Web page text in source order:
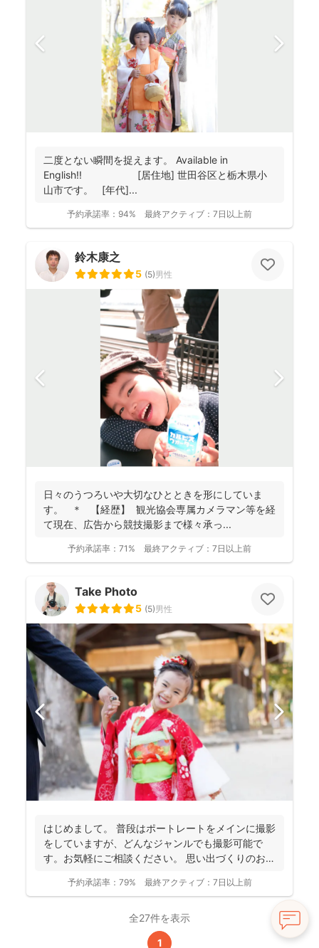
二度とない瞬間を捉えます。 Available in
English!! [居住地] 世田谷区と栃木県小
山市です。 [年代]...
予約承諾率： 94% 最終アクティブ： 7日以上前
鈴木康之
5 (5)男性
日々のうつろいや大切なひとときを形にしていま
す。 ＊ 【経歴】 観光協会専属カメラマン等を経
て現在、広告から競技撮影まで様々承っ...
予約承諾率： 71% 最終アクティブ： 7日以上前
Take Photo
5 (5)男性
はじめまして。 普段はポートレートをメインに撮影
をしていますが、どんなジャンルでも撮影可能で
す。お気軽にご相談ください。 思い出づくりのお手
予約承諾率： 79% 最終アクティブ： 7日以上前
全27件を表示
1